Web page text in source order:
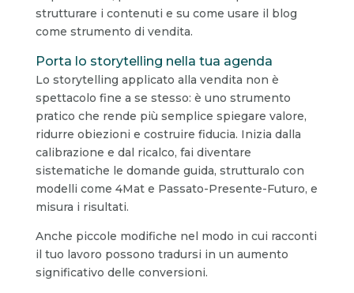
strutturare i contenuti e su come usare il blog
come strumento di vendita.
Porta lo storytelling nella tua agenda
Lo storytelling applicato alla vendita non è
spettacolo fine a se stesso: è uno strumento
pratico che rende più semplice spiegare valore,
ridurre obiezioni e costruire fiducia. Inizia dalla
calibrazione e dal ricalco, fai diventare
sistematiche le domande guida, strutturalo con
modelli come 4Mat e Passato-Presente-Futuro, e
misura i risultati.
Anche piccole modifiche nel modo in cui racconti
il tuo lavoro possono tradursi in un aumento
significativo delle conversioni.